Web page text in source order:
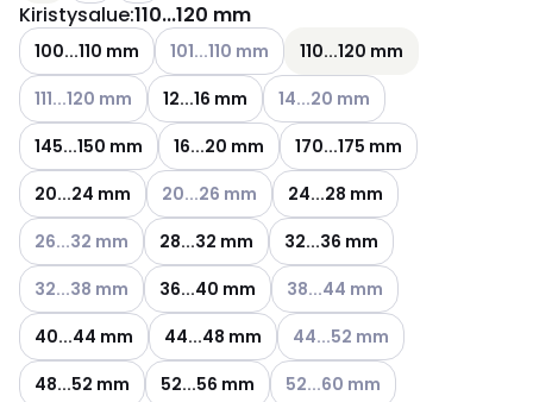
Kiristysalue:110...120 mm
100...110 mm Katso käytettävissä olevat vaihtoehdot
101...110 mm
110...120 mm
Katso käytettävissä olevat vaihtoehdot
111...120 mm 12...16 mm Katso käytettävissä olevat
14...20 mm
145...150 mm
16...20 mm
170...175 mm
20...24 mm
Katso käytettävissä olevat vaihtoehdot
20...26 mm
24...28 mm
Katso käytettävissä olevat vaihtoehdot
26...32 mm 28...32 mm
32...36 mm
Katso käytettävissä olevat vaihtoehdot
32...38 mm 36...40 mm Katso käytettävissä olevat
38...44 mm
40...44 mm
44...48 mm Katso käytettävissä olevat
44...52 mm
48...52 mm
52...56 mm Katso käytettävissä olevat
52...60 mm